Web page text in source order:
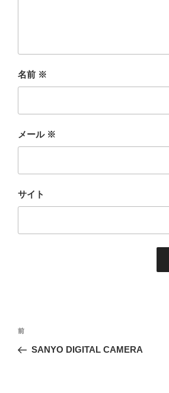
名前 ※
メール ※
サイト
投
ナ
前
の
前
SANYO DIGITAL CAMERA